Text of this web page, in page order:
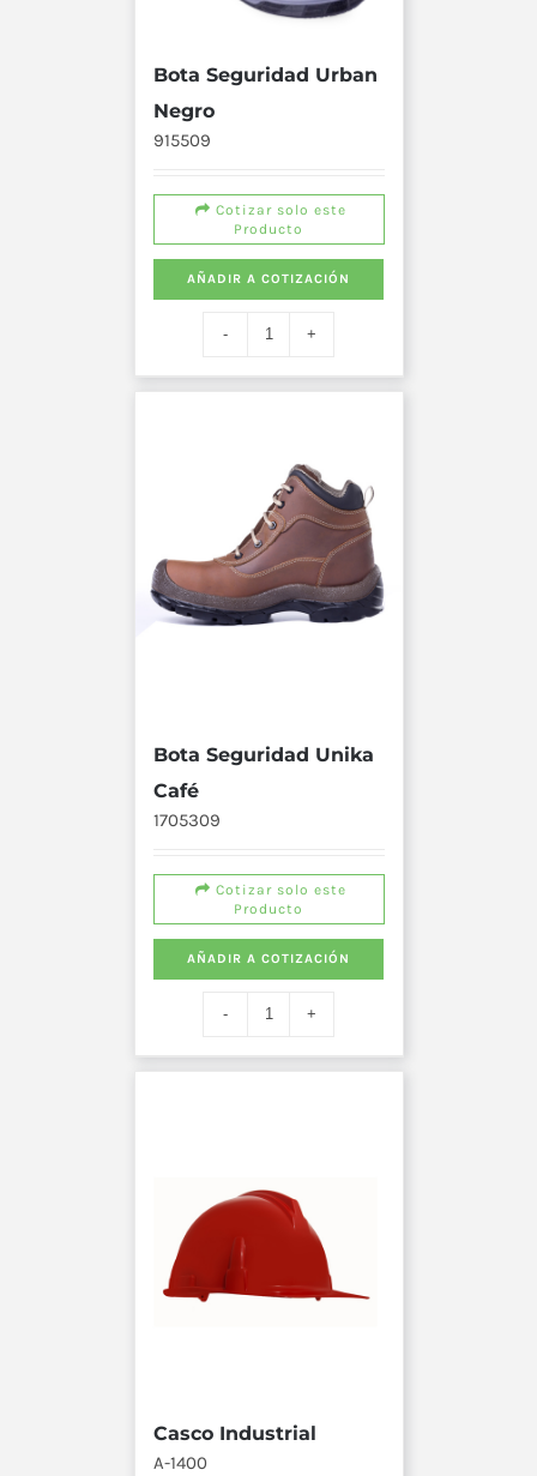
Bota Seguridad Urban
Negro
915509
Cotizar solo este
Producto
AÑADIR A COTIZACIÓN
Bota Seguridad Unika
Café
1705309
Cotizar solo este
Producto
AÑADIR A COTIZACIÓN
Casco Industrial
A-1400